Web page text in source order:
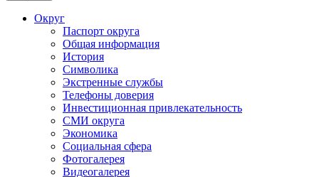
Округ
Паспорт округа
Общая информация
История
Символика
Экстренные службы
Телефоны доверия
Инвестиционная привлекательность
СМИ округа
Экономика
Социальная сфера
Фотогалерея
Видеогалерея